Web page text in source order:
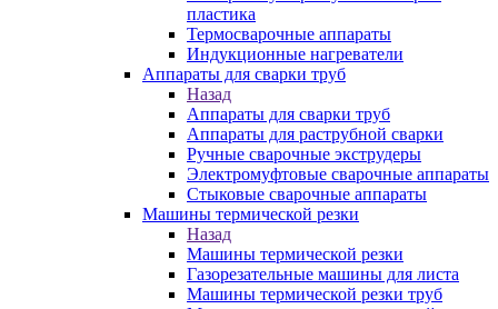
пластика
Термосварочные аппараты
Индукционные нагреватели
Аппараты для сварки труб
Назад
Аппараты для сварки труб
Аппараты для раструбной сварки
Ручные сварочные экструдеры
Электромуфтовые сварочные аппараты
Стыковые сварочные аппараты
Машины термической резки
Назад
Машины термической резки
Газорезательные машины для листа
Машины термической резки труб